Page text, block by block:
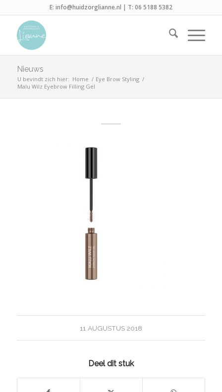
E: info@huidzorglianne.nl | T: 06 5188 5382
Nieuws
U bevindt zich hier: Home / Eye Brow Styling /
Malu Wilz Eyebrow Filling Gel
11 AUGUSTUS 2018
Deel dit stuk